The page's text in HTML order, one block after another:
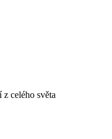
celého světa